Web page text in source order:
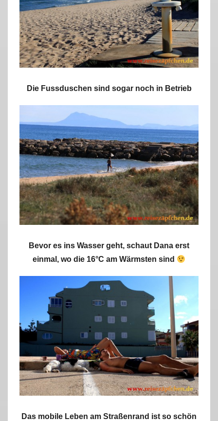
Die Fussduschen sind sogar noch in Betrieb
Bevor es ins Wasser geht, schaut Dana erst
einmal, wo die 16°C am Wärmsten sind
Das mobile Leben am Straßenrand ist so schön